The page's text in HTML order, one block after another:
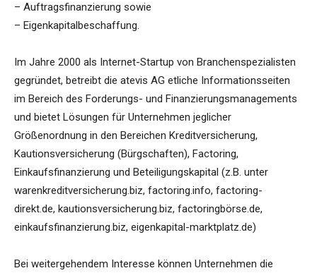
– Auftragsfinanzierung sowie
– Eigenkapitalbeschaffung.
Im Jahre 2000 als Internet-Startup von Branchenspezialisten
gegründet, betreibt die atevis AG etliche Informationsseiten
im Bereich des Forderungs- und Finanzierungsmanagements
und bietet Lösungen für Unternehmen jeglicher
Größenordnung in den Bereichen Kreditversicherung,
Kautionsversicherung (Bürgschaften), Factoring,
Einkaufsfinanzierung und Beteiligungskapital (z.B. unter
warenkreditversicherung.biz, factoring.info, factoring-
direkt.de, kautionsversicherung.biz, factoringbörse.de,
einkaufsfinanzierung.biz, eigenkapital-marktplatz.de)
Bei weitergehendem Interesse können Unternehmen die